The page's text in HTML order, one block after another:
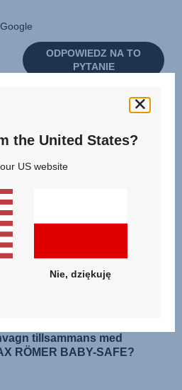
the United States?
US website
Nie, dziękuję